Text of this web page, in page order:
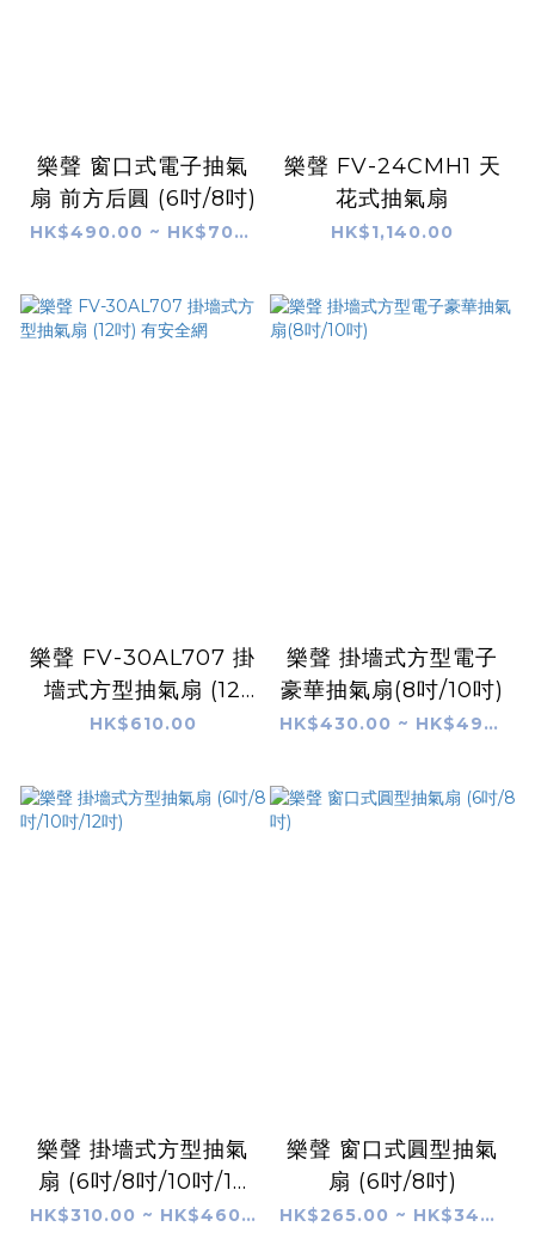
樂聲 窗口式電子抽氣
扇 前方后圓 (6吋/8吋)
HK$490.00 ~ HK$700.00
樂聲 FV-24CMH1 天
花式抽氣扇
HK$1,140.00
樂聲 FV-30AL707 掛
墻式方型抽氣扇 (12
吋) 有安全網
HK$610.00
樂聲 掛墻式方型電子
豪華抽氣扇(8吋/10吋)
HK$430.00 ~ HK$490.00
樂聲 掛墻式方型抽氣
扇 (6吋/8吋/10吋/12
吋)
HK$310.00 ~ HK$460.00
樂聲 窗口式圓型抽氣
扇 (6吋/8吋)
HK$265.00 ~ HK$340.00